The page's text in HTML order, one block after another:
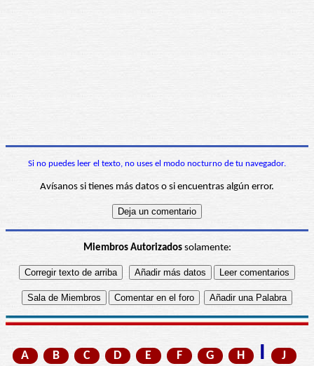
Si no puedes leer el texto, no uses el modo nocturno de tu navegador.
Avísanos si tienes más datos o si encuentras algún error.
Miembros Autorizadossolamente:
A B C D E F G H I
J